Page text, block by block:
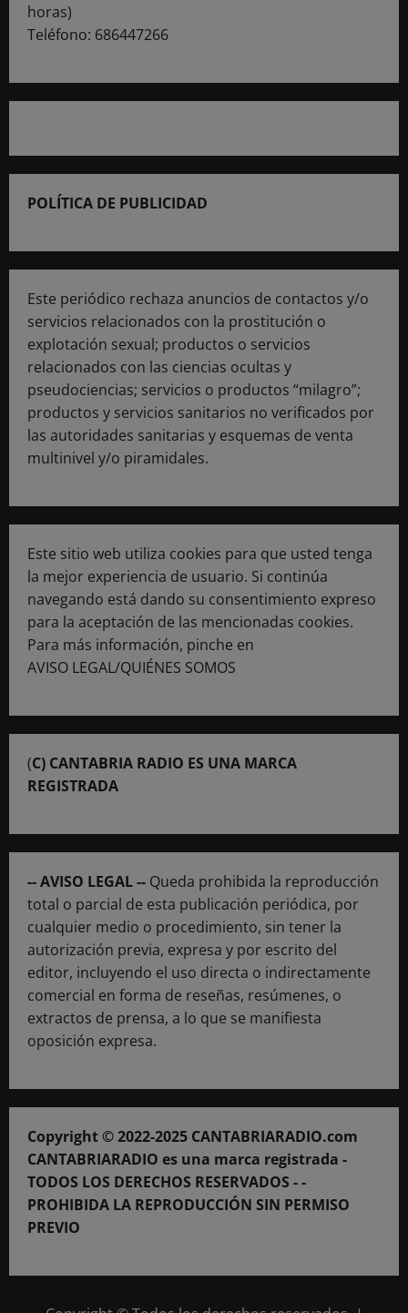
horas)
Teléfono: 686447266
POLÍTICA DE PUBLICIDAD
Este periódico rechaza anuncios de contactos y/o
servicios relacionados con la prostitución o
explotación sexual; productos o servicios
relacionados con las ciencias ocultas y
pseudociencias; servicios o productos “milagro”;
productos y servicios sanitarios no verificados por
las autoridades sanitarias y esquemas de venta
multinivel y/o piramidales.
Este sitio web utiliza cookies para que usted tenga
la mejor experiencia de usuario. Si continúa
navegando está dando su consentimiento expreso
para la aceptación de las mencionadas cookies.
Para más información, pinche en
AVISO LEGAL/QUIÉNES SOMOS
(C) CANTABRIA RADIO ES UNA MARCA
REGISTRADA
-- AVISO LEGAL -- Queda prohibida la reproducción
total o parcial de esta publicación periódica, por
cualquier medio o procedimiento, sin tener la
autorización previa, expresa y por escrito del
editor, incluyendo el uso directa o indirectamente
comercial en forma de reseñas, resúmenes, o
extractos de prensa, a lo que se manifiesta
oposición expresa.
Copyright © 2022-2025 CANTABRIARADIO.com
CANTABRIARADIO es una marca registrada -
TODOS LOS DERECHOS RESERVADOS - -
PROHIBIDA LA REPRODUCCIÓN SIN PERMISO
PREVIO